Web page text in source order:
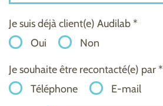
Je suis déjà client(e) Audilab *
Oui
Non
Je souhaite être recontacté(e) par *
Téléphone
E-mail